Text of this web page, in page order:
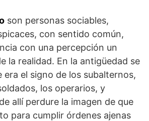
son personas sociables,
con sentido común,
con una percepción un
la realidad. En la antigüedad se
era el signo de los subalternos,
los operarios, y
allí perdure la imagen de que
para cumplir órdenes ajenas